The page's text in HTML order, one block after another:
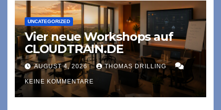
UNCATEGORIZED
Vier neue Workshops auf
CLOUDTRAIN.DE
AUGUST 4, 2026 THOMAS DRILLING
KEINE KOMMENTARE